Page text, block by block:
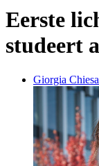
Eerste
studeert
Giorgia Chiesa